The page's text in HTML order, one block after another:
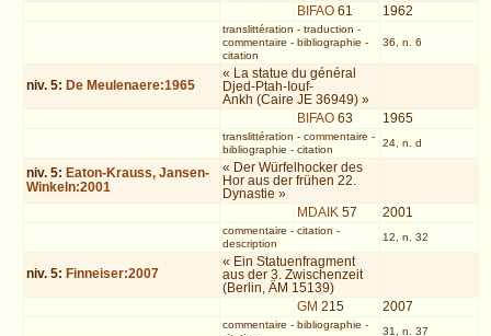
BIFAO 61 1962
translittération - traduction -
commentaire - bibliographie -
citation
36, n. 6
niv. 5: De Meulenaere:1965
« La statue du général
Djed-Ptah-Iouf-
Ankh (Caire JE 36949) »
BIFAO 63 1965
translittération - commentaire -
bibliographie - citation
24, n. d
niv. 5: Eaton-Krauss, Jansen-
Winkeln:2001
« Der Würfelhocker des
Hor aus der frühen 22.
Dynastie »
MDAIK 57 2001
commentaire - citation -
description
12, n. 32
niv. 5: Finneiser:2007
« Ein Statuenfragment
aus der 3. Zwischenzeit
(Berlin, ÄM 15139)
GM 215 2007
commentaire - bibliographie -
31, n. 37